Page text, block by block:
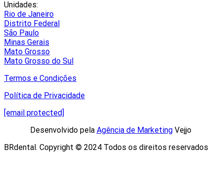
Unidades:
Rio de Janeiro
Distrito Federal
São Paulo
Minas Gerais
Mato Grosso
Mato Grosso do Sul
Termos e Condições
Política de Privacidade
[email protected]
Desenvolvido pela Agência de MarketingVejjo​
BRdental. Copyright © 2024 Todos os direitos reservados